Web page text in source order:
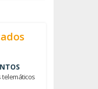
telemáticos